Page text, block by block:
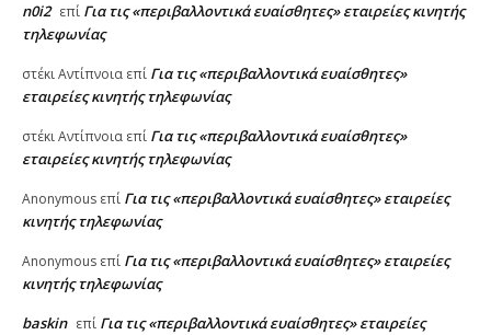
n0i2 επί Για τις «περιβαλλοντικά ευαίσθητες» εταιρείες κινητής
τηλεφωνίας
στέκι Αντίπνοια επί Για τις «περιβαλλοντικά ευαίσθητες»
εταιρείες κινητής τηλεφωνίας
στέκι Αντίπνοια επί Για τις «περιβαλλοντικά ευαίσθητες»
εταιρείες κινητής τηλεφωνίας
Anonymous επί Για τις «περιβαλλοντικά ευαίσθητες» εταιρείες
κινητής τηλεφωνίας
Anonymous επί Για τις «περιβαλλοντικά ευαίσθητες» εταιρείες
κινητής τηλεφωνίας
baskin επί Για τις «περιβαλλοντικά ευαίσθητες» εταιρείες